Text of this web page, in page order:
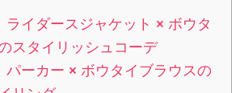
ライダースジャケット × ボウタ
スタイリッシュコーデ
パーカー × ボウタイブラウスの